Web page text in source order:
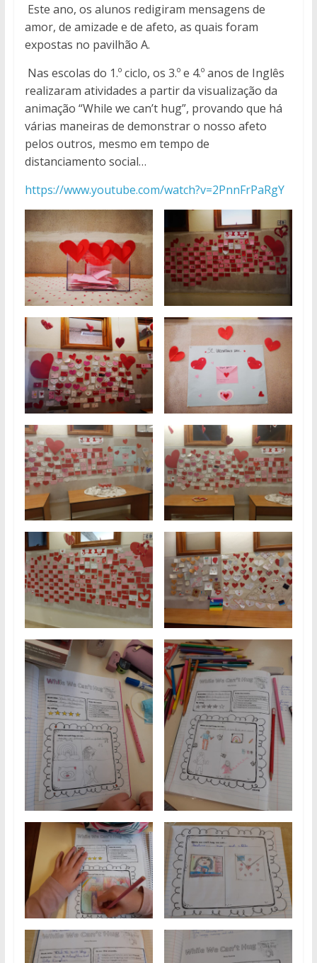
Este ano, os alunos redigiram mensagens de
amor, de amizade e de afeto, as quais foram
expostas no pavilhão A.
Nas escolas do 1.º ciclo, os 3.º e 4.º anos de Inglês
realizaram atividades a partir da visualização da
animação “While we can’t hug”, provando que há
várias maneiras de demonstrar o nosso afeto
pelos outros, mesmo em tempo de
distanciamento social…
https://www.youtube.com/watch?v=2PnnFrPaRgY